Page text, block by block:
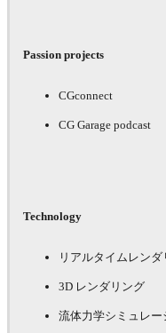
Passion projects
CGconnect
CG Garage podcast
Technology
リアルタイムレンダ
3D レンダリング
流体力学シミュレー